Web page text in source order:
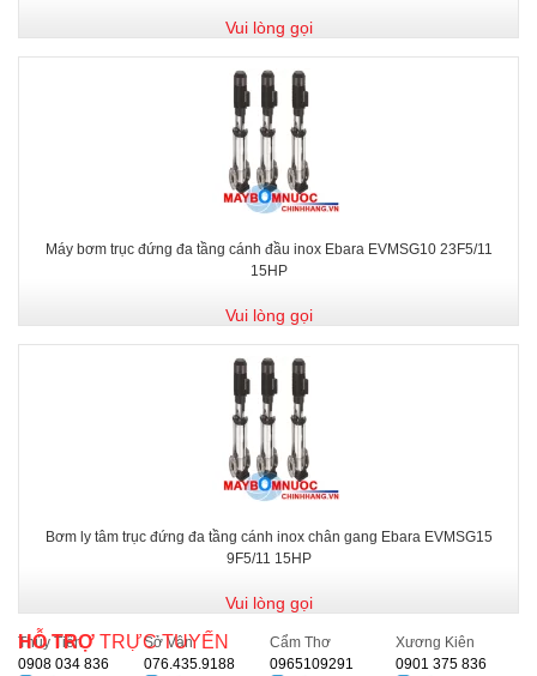
Vui lòng gọi
Máy bơm trục đứng đa tầng cánh đầu inox Ebara EVMSG10 23F5/11
15HP
Vui lòng gọi
Bơm ly tâm trục đứng đa tầng cánh inox chân gang Ebara EVMSG15
9F5/11 15HP
Vui lòng gọi
HỖ TRỢ TRỰC TUYẾN
Thủy Tiên
0908 034 836
Sở Vân
076.435.9188
Cẩm Thơ
0965109291
Xương Kiên
0901 375 836